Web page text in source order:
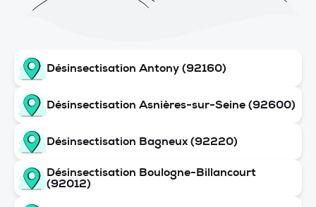
Désinsectisation Antony (92160)
Désinsectisation Asnières-sur-Seine (92600)
Désinsectisation Bagneux (92220)
Désinsectisation Boulogne-Billancourt
(92012)